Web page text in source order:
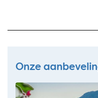
Onze